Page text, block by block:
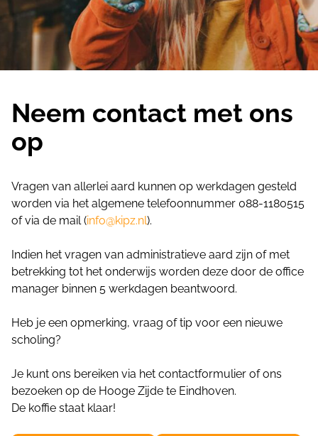
Neem contact met ons
op
Vragen van allerlei aard kunnen op werkdagen gesteld
worden via het algemene telefoonnummer 088-1180515
of via de mail (info@kipz.nl).
Indien het vragen van administratieve aard zijn of met
betrekking tot het onderwijs worden deze door de office
manager binnen 5 werkdagen beantwoord.
Heb je een opmerking, vraag of tip voor een nieuwe
scholing?
Je kunt ons bereiken via het contactformulier of ons
bezoeken op de Hooge Zijde te Eindhoven.
De koffie staat klaar!